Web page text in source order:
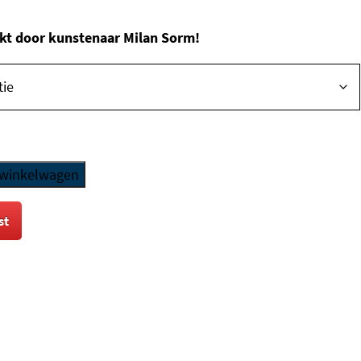
door kunstenaar Milan Sorm!